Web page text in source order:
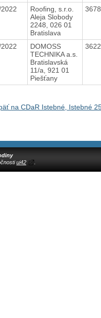
Roofing, s.r.o.
Aleja Slobody
2248, 026 01
Bratislava
DOMOSS
TECHNIKA a.s.
Bratislavská
11/a, 921 01
Piešťany
na CDaR Istebné, Istebné
ui42